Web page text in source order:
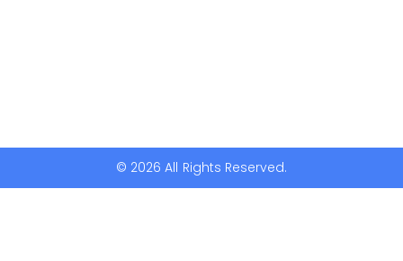
© 2026 All Rights Reserved.